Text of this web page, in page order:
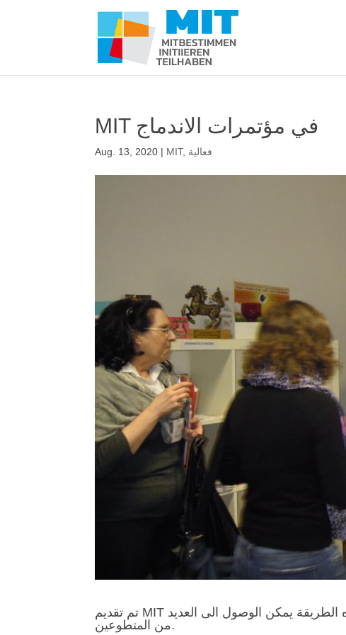
MIT في مؤتمرات الاندماج
Aug. 13, 2020 | MIT, فعالية
تم تقديم MIT في مؤتمرين للاندماج في فيلدرشتادت في عام 2019 . بهذه الطريقة يمكن الوصول الى العديد
من المتطوعين.